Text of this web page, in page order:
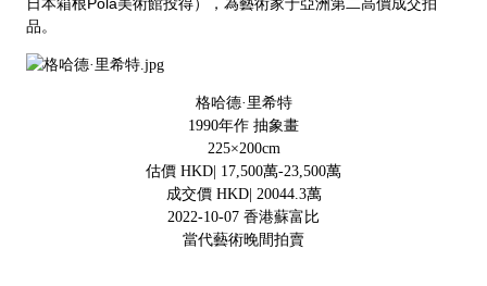
日本箱根Pola美術館投得），為藝術家于亞洲第二高價成交拍
品。
格哈德·里希特
1990年作 抽象畫
225×200cm
估價 HKD| 17,500萬-23,500萬
成交價 HKD| 20044.3萬
2022-10-07 香港蘇富比
當代藝術晚間拍賣